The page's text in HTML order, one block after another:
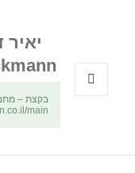
בקצת –
main